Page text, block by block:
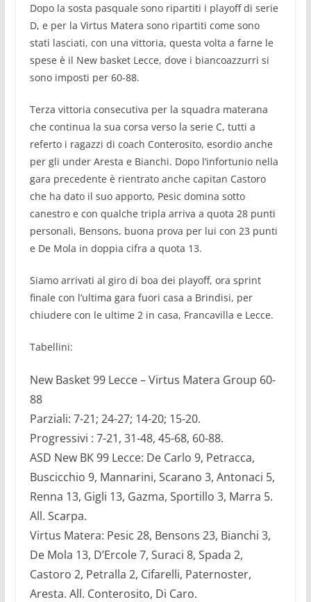
Dopo la sosta pasquale sono ripartiti i playoff di serie
D, e per la Virtus Matera sono ripartiti come sono
stati lasciati, con una vittoria, questa volta a farne le
spese è il New basket Lecce, dove i biancoazzurri si
sono imposti per 60-88.
Terza vittoria consecutiva per la squadra materana
che continua la sua corsa verso la serie C, tutti a
referto i ragazzi di coach Conterosito, esordio anche
per gli under Aresta e Bianchi. Dopo l’infortunio nella
gara precedente è rientrato anche capitan Castoro
che ha dato il suo apporto, Pesic domina sotto
canestro e con qualche tripla arriva a quota 28 punti
personali, Bensons, buona prova per lui con 23 punti
e De Mola in doppia cifra a quota 13.
Siamo arrivati al giro di boa dei playoff, ora sprint
finale con l’ultima gara fuori casa a Brindisi, per
chiudere con le ultime 2 in casa, Francavilla e Lecce.
Tabellini:
New Basket 99 Lecce – Virtus Matera Group 60-
88
Parziali: 7-21; 24-27; 14-20; 15-20.
Progressivi : 7-21, 31-48, 45-68, 60-88.
ASD New BK 99 Lecce: De Carlo 9, Petracca,
Buscicchio 9, Mannarini, Scarano 3, Antonaci 5,
Renna 13, Gigli 13, Gazma, Sportillo 3, Marra 5.
All. Scarpa.
Virtus Matera: Pesic 28, Bensons 23, Bianchi 3,
De Mola 13, D’Ercole 7, Suraci 8, Spada 2,
Castoro 2, Petralla 2, Cifarelli, Paternoster,
Aresta. All. Conterosito, Di Caro.